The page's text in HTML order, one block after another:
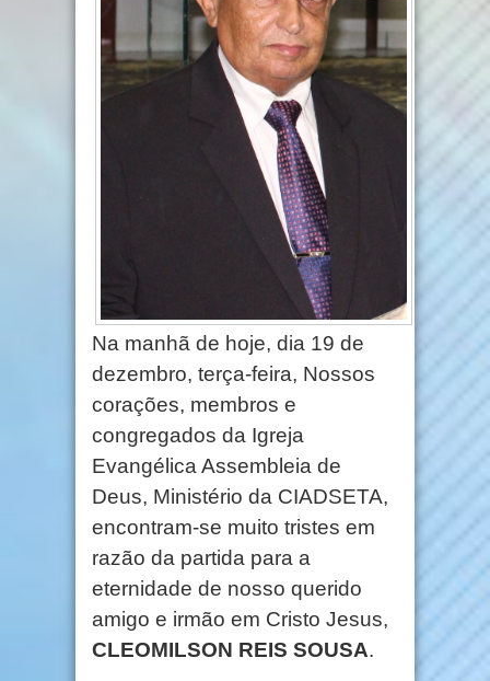
Na manhã de hoje, dia 19 de
dezembro, terça-feira, Nossos
corações, membros e
congregados da Igreja
Evangélica Assembleia de
Deus, Ministério da CIADSETA,
encontram-se muito tristes em
razão da partida para a
eternidade de nosso querido
amigo e irmão em Cristo Jesus,
CLEOMILSON REIS SOUSA.